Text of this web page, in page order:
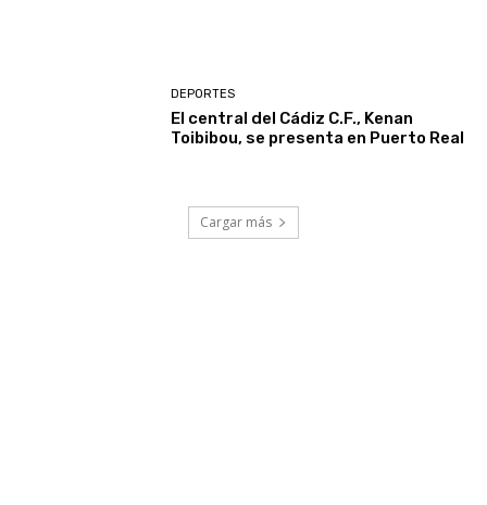
DEPORTES
El central del Cádiz C.F., Kenan
Toibibou, se presenta en Puerto Real
Cargar más